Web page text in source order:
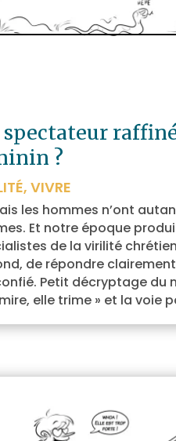
spectateur
?
, VIVRE
les hommes n’ont
Et notre époque
de la virilité
de répondre
Petit décryptage du
elle trime » et la voie